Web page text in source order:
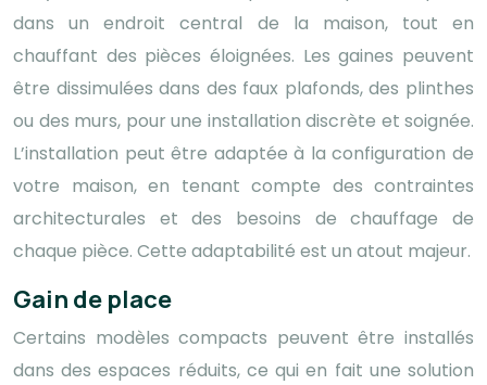
dans un endroit central de la maison, tout en
chauffant des pièces éloignées. Les gaines peuvent
être dissimulées dans des faux plafonds, des plinthes
ou des murs, pour une installation discrète et soignée.
L’installation peut être adaptée à la configuration de
votre maison, en tenant compte des contraintes
architecturales et des besoins de chauffage de
chaque pièce. Cette adaptabilité est un atout majeur.
Gain de place
Certains modèles compacts peuvent être installés
dans des espaces réduits, ce qui en fait une solution